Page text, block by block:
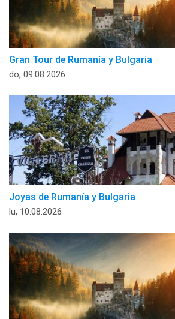
Gran Tour de Rumanía y Bulgaria
do, 09.08.2026
Joyas de Rumanía y Bulgaria
lu, 10.08.2026